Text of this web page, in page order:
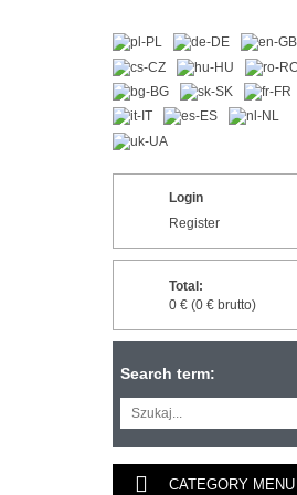
Login
Register
Total:
0 € (0 € brutto)
Search term:
CATEGORY MENU